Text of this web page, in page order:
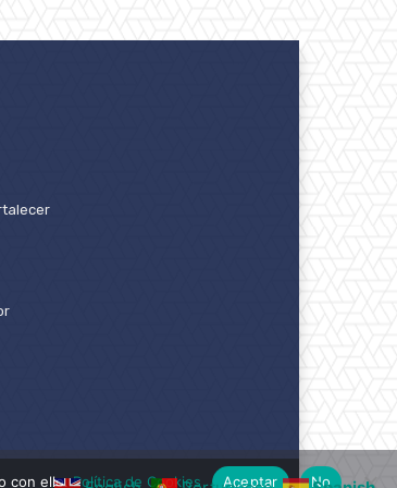
con ello.Política de Cookies Aceptar No